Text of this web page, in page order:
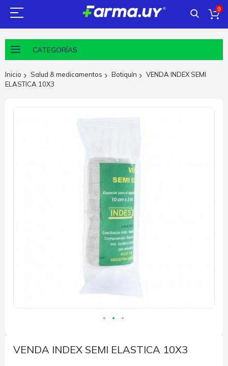
0
CATEGORÍAS
Inicio Salud & medicamentos Botiquín
VENDA INDEX SEMI
ELASTICA 10X3
comienzo
de
VENDA INDEX SEMI ELASTICA 10X3